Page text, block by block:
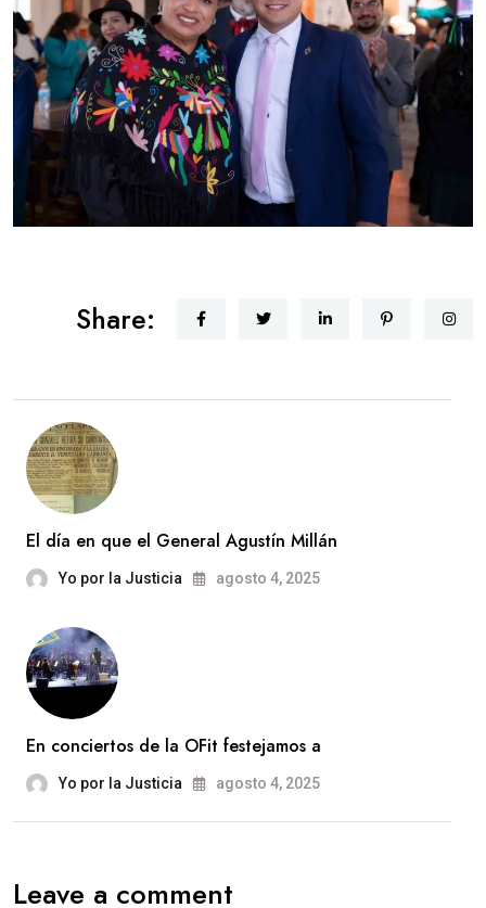
Share:
El día en que el General Agustín Millán
Yo por la Justicia agosto 4, 2025
En conciertos de la OFit festejamos a
Yo por la Justicia agosto 4, 2025
Leave a comment